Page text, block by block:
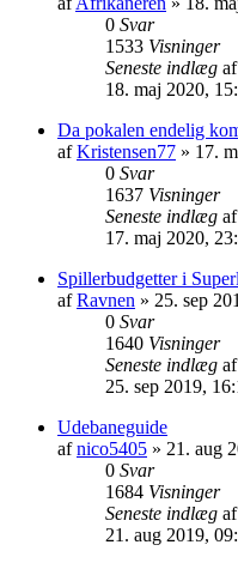
0 Svar
1533 Visninger
Seneste indlæg af
18. maj 2020,
Da pokalen endelig
afKristensen77 » 17.
0 Svar
1637 Visninger
Seneste indlæg af
17. maj 2020,
Spillerbudgetter i
afRavnen » 25. sep
0 Svar
1640 Visninger
Seneste indlæg af
25. sep 2019,
Udebaneguide
afnico5405 » 21. aug
0 Svar
1684 Visninger
Seneste indlæg af
21. aug 2019,